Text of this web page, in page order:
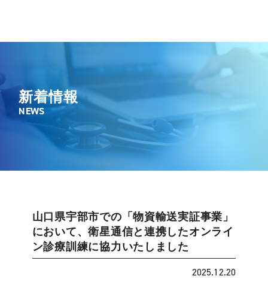
新着情報
NEWS
山口県宇部市での「物資輸送実証事業」
において、衛星通信と連携したオンライ
ン診療訓練に協力いたしました
2025.12.20